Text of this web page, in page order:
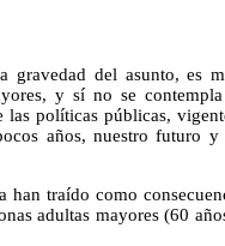
gravedad del asunto, es
y sí no se
políticas públicas,
años, nuestro futuro y
han traído como
adultas mayores (60